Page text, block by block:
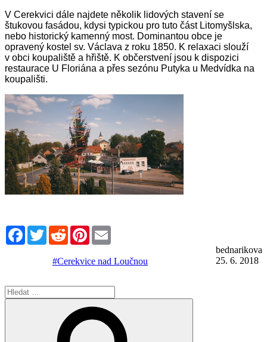
V Cerekvici dále najdete několik lidových stavení se
štukovou fasádou, kdysi typickou pro tuto část Litomyšlska,
nebo historický kamenný most. Dominantou obce je
opravený kostel sv. Václava z roku 1850. K relaxaci slouží
v obci koupaliště a hřiště. K občerstvení jsou k dispozici
restaurace U Floriána a přes sezónu Putyka u Medvídka na
koupališti.
FacebookTwitterRedditPinterest
bednarikova
25. 6. 2018
#Cerekvice nad Loučnou
Hledat: